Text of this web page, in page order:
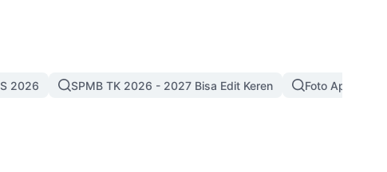
2026 SPMB TK 2026 - 2027 Bisa Edit Keren Foto Apa Aja